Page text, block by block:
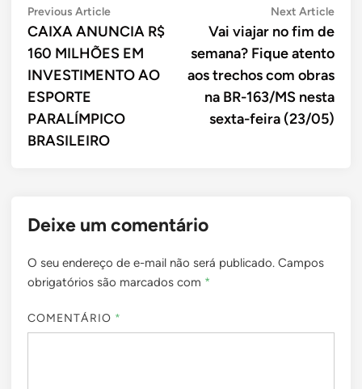
Navegação
de
Post
Previous ArticlePrevious
article:
CAIXA ANUNCIA R$
160 MILHÕES EM
INVESTIMENTO AO
ESPORTE
PARALÍMPICO
BRASILEIRO
Next ArticleNext
Vai viajar no fim de
semana? Fique atento
aos trechos com obras
na BR-163/MS nesta
sexta-feira (23/05)
Deixe um comentário
O seu endereço de e-mail não será publicado. Campos
obrigatórios são marcados com *
COMENTÁRIO *